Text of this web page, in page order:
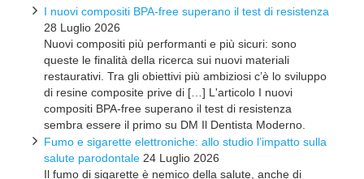
I nuovi compositi BPA-free superano il test di resistenza
28 Luglio 2026
Nuovi compositi più performanti e più sicuri: sono
queste le finalità della ricerca sui nuovi materiali
restaurativi. Tra gli obiettivi più ambiziosi c’è lo sviluppo
di resine composite prive di […] L'articolo I nuovi
compositi BPA-free superano il test di resistenza
sembra essere il primo su DM Il Dentista Moderno.
Fumo e sigarette elettroniche: allo studio l’impatto sulla
salute parodontale 24 Luglio 2026
Il fumo di sigarette è nemico della salute, anche di